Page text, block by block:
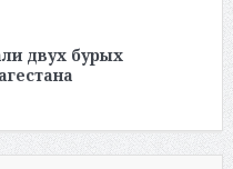
двух бурых